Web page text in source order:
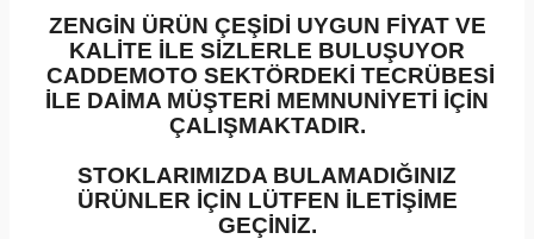
ZENGİN ÜRÜN ÇEŞİDİ UYGUN FİYAT VE
KALİTE İLE SİZLERLE BULUŞUYOR
CADDEMOTO SEKTÖRDEKİ TECRÜBESİ
İLE DAİMA MÜŞTERİ MEMNUNİYETİ İÇİN
ÇALIŞMAKTADIR.
STOKLARIMIZDA BULAMADIĞINIZ
ÜRÜNLER İÇİN LÜTFEN İLETİŞİME
GEÇİNİZ.